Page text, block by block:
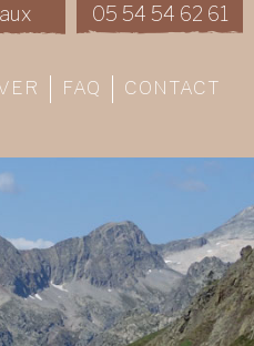
05 54 54 62 61
FAQ CONTACT